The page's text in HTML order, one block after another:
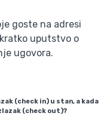
goste na adresi
uputstvo o
ugovora.
(check in) u stan, a kada
(check out)?